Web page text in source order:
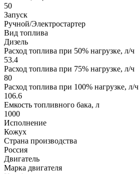
50
Запуск
Ручной/Электростартер
Вид топлива
Дизель
Расход топлива при 50% нагрузке, л/ч
53.4
Расход топлива при 75% нагрузке, л/ч
80
Расход топлива при 100% нагрузке, л/ч
106.6
Емкость топливного бака, л
1000
Исполнение
Кожух
Страна производства
Россия
Двигатель
Марка двигателя